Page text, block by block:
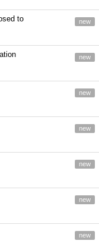
to new
new
new
new
new
new
new